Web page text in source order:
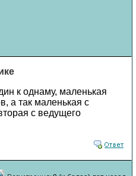
к однаму, маленькая
а так маленькая с
с ведущего